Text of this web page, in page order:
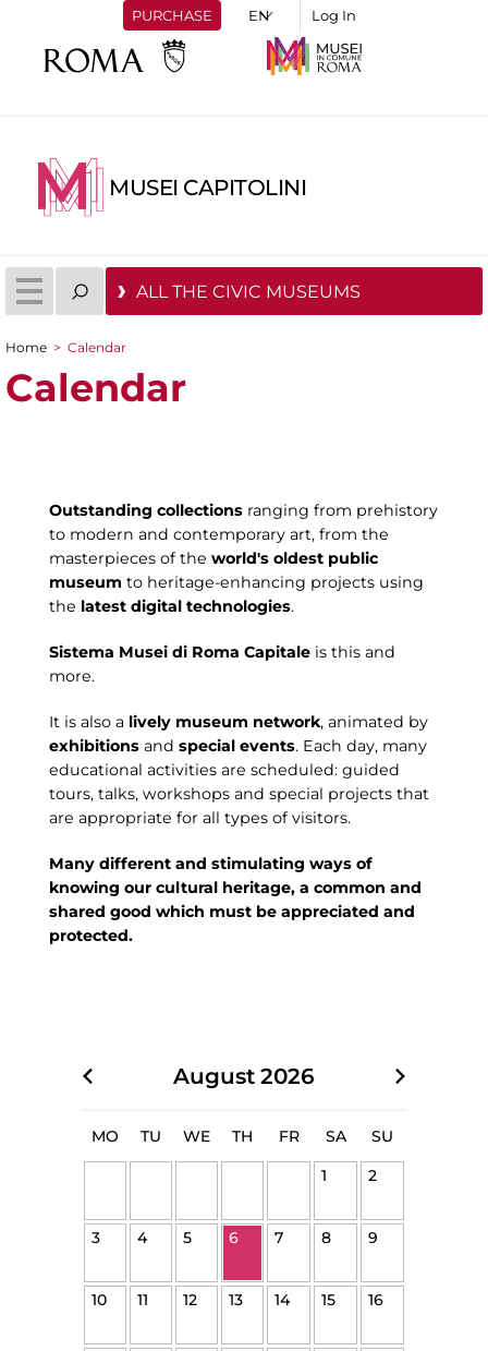
PURCHASE Log In
MUSEI CAPITOLINI
ALL THE CIVIC MUSEUMS
You are here
Home > Calendar
Calendar
Outstanding collections ranging from prehistory
to modern and contemporary art, from the
masterpieces of the world's oldest public
museum to heritage-enhancing projects using
the latest digital technologies.
Sistema Musei di Roma Capitale is this and
more.
It is also a lively museum network, animated by
exhibitions and special events. Each day, many
educational activities are scheduled: guided
tours, talks, workshops and special projects that
are appropriate for all types of visitors.
Many different and stimulating ways of
knowing our cultural heritage, a common and
shared good which must be appreciated and
protected.
August 2026
MO TU WE TH FR SA
SU
1
2
3 4 5 6 7 8 9
10 11 12 13 14 15 16